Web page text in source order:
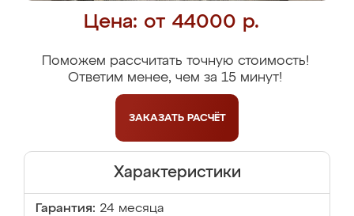
Цена: от 44000 р.
Поможем рассчитать точную стоимость!
Ответим менее, чем за 15 минут!
ЗАКАЗАТЬ РАСЧЁТ
Характеристики
Гарантия: 24 месяца